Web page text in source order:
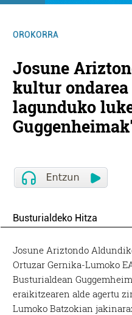
OROKORRA
Josune
kultur
lagunduko
Busturialdeko Hitza
Josune Ariztondo
Ortuzar Gernika-Lumoko
Busturialdean
eraikitzearen alde agertu
Lumoko Batzokian